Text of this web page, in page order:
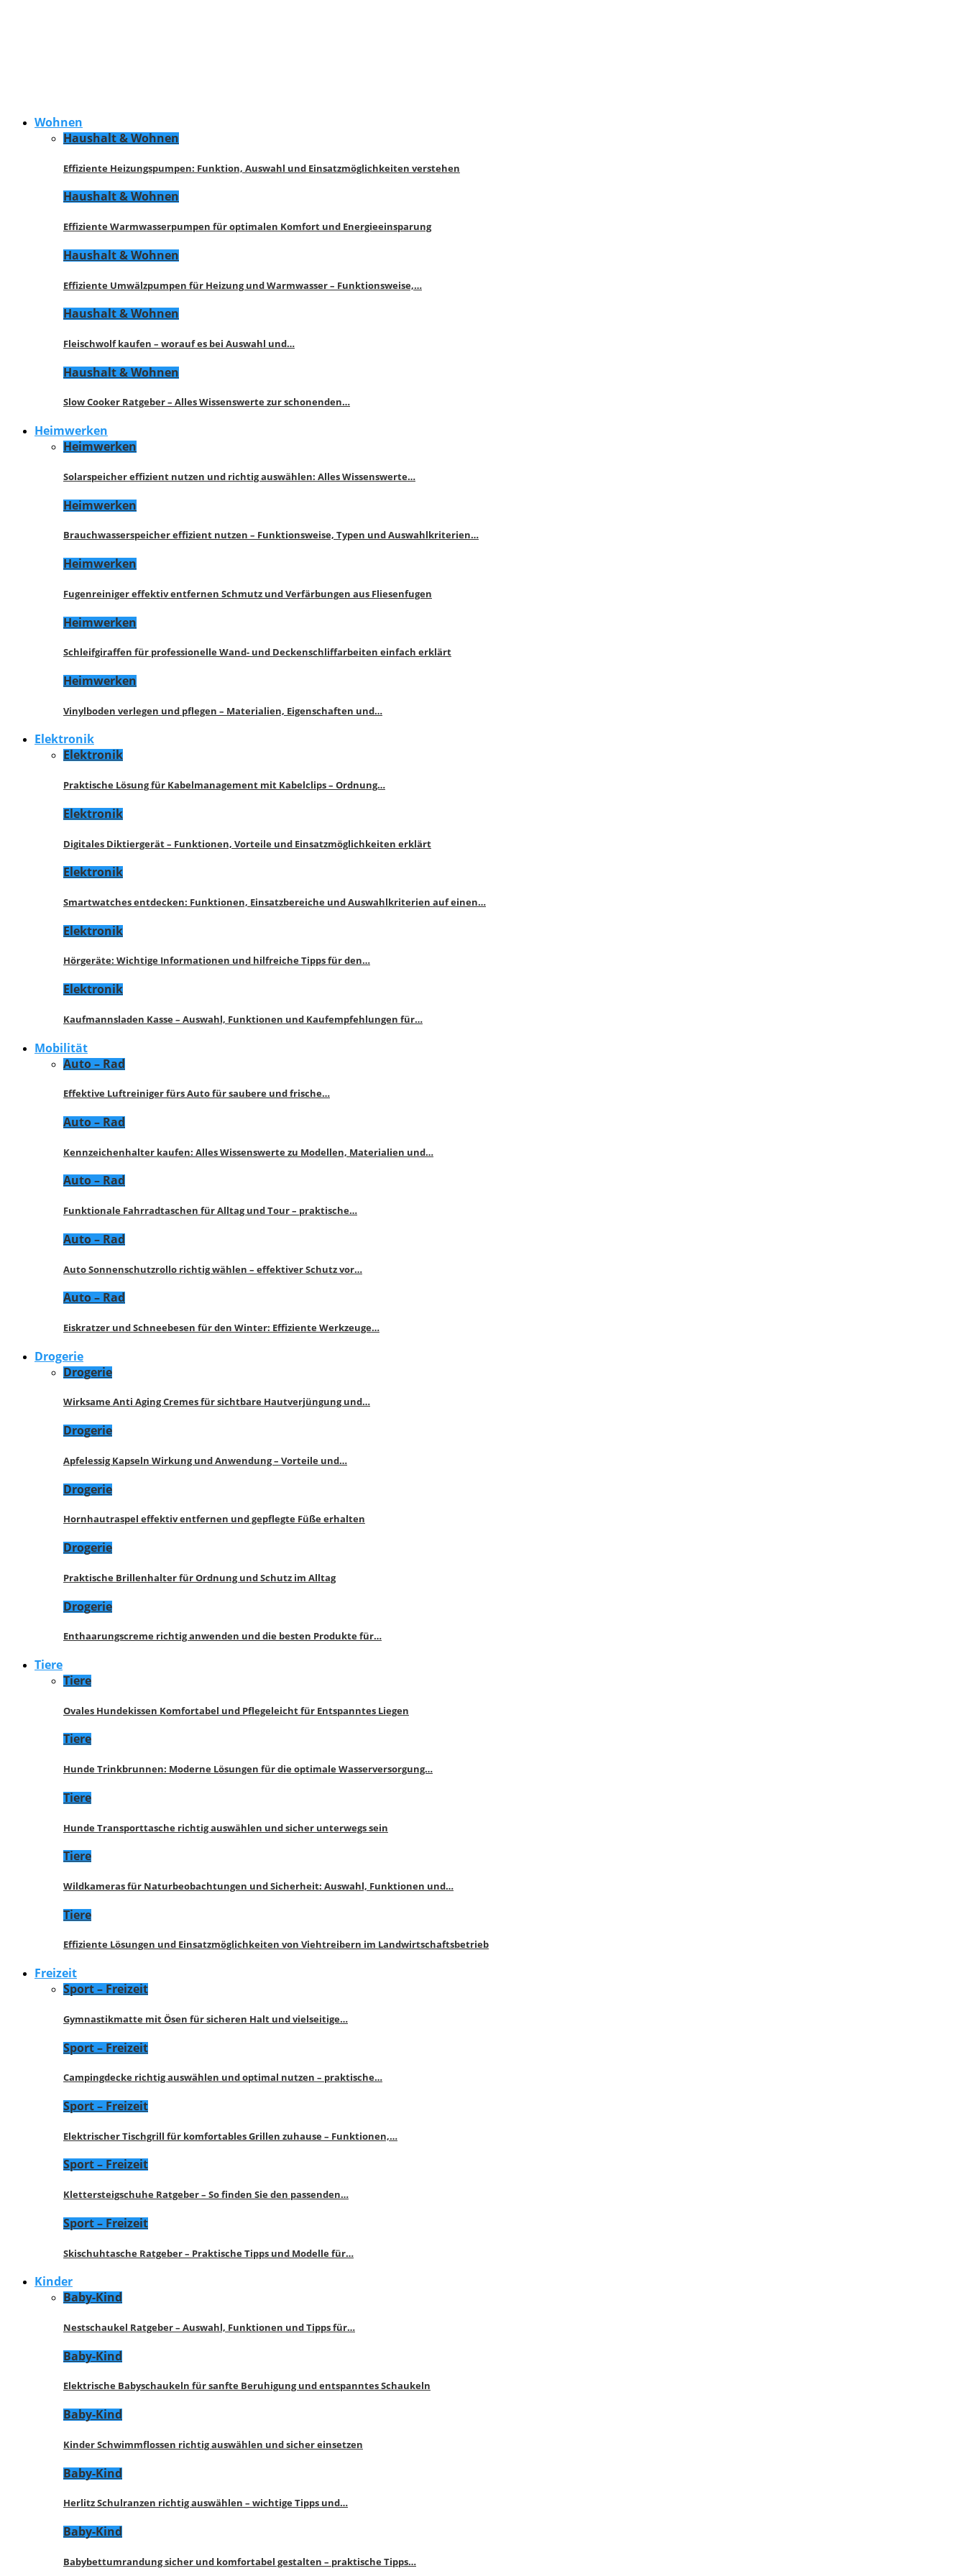
Wohnen
Haushalt & Wohnen
Effiziente Heizungspumpen: Funktion, Auswahl und Einsatzmöglichkeiten verstehen
Haushalt & Wohnen
Effiziente Warmwasserpumpen für optimalen Komfort und Energieeinsparung
Haushalt & Wohnen
Effiziente Umwälzpumpen für Heizung und Warmwasser – Funktionsweise,…
Haushalt & Wohnen
Fleischwolf kaufen – worauf es bei Auswahl und…
Haushalt & Wohnen
Slow Cooker Ratgeber – Alles Wissenswerte zur schonenden…
Heimwerken
Heimwerken
Solarspeicher effizient nutzen und richtig auswählen: Alles Wissenswerte…
Heimwerken
Brauchwasserspeicher effizient nutzen – Funktionsweise, Typen und Auswahlkriterien…
Heimwerken
Fugenreiniger effektiv entfernen Schmutz und Verfärbungen aus Fliesenfugen
Heimwerken
Schleifgiraffen für professionelle Wand- und Deckenschliffarbeiten einfach erklärt
Heimwerken
Vinylboden verlegen und pflegen – Materialien, Eigenschaften und…
Elektronik
Elektronik
Praktische Lösung für Kabelmanagement mit Kabelclips – Ordnung…
Elektronik
Digitales Diktiergerät – Funktionen, Vorteile und Einsatzmöglichkeiten erklärt
Elektronik
Smartwatches entdecken: Funktionen, Einsatzbereiche und Auswahlkriterien auf einen…
Elektronik
Hörgeräte: Wichtige Informationen und hilfreiche Tipps für den…
Elektronik
Kaufmannsladen Kasse – Auswahl, Funktionen und Kaufempfehlungen für…
Mobilität
Auto – Rad
Effektive Luftreiniger fürs Auto für saubere und frische…
Auto – Rad
Kennzeichenhalter kaufen: Alles Wissenswerte zu Modellen, Materialien und…
Auto – Rad
Funktionale Fahrradtaschen für Alltag und Tour – praktische…
Auto – Rad
Auto Sonnenschutzrollo richtig wählen – effektiver Schutz vor…
Auto – Rad
Eiskratzer und Schneebesen für den Winter: Effiziente Werkzeuge…
Drogerie
Drogerie
Wirksame Anti Aging Cremes für sichtbare Hautverjüngung und…
Drogerie
Apfelessig Kapseln Wirkung und Anwendung – Vorteile und…
Drogerie
Hornhautraspel effektiv entfernen und gepflegte Füße erhalten
Drogerie
Praktische Brillenhalter für Ordnung und Schutz im Alltag
Drogerie
Enthaarungscreme richtig anwenden und die besten Produkte für…
Tiere
Tiere
Ovales Hundekissen Komfortabel und Pflegeleicht für Entspanntes Liegen
Tiere
Hunde Trinkbrunnen: Moderne Lösungen für die optimale Wasserversorgung…
Tiere
Hunde Transporttasche richtig auswählen und sicher unterwegs sein
Tiere
Wildkameras für Naturbeobachtungen und Sicherheit: Auswahl, Funktionen und…
Tiere
Effiziente Lösungen und Einsatzmöglichkeiten von Viehtreibern im Landwirtschaftsbetrieb
Freizeit
Sport – Freizeit
Gymnastikmatte mit Ösen für sicheren Halt und vielseitige…
Sport – Freizeit
Campingdecke richtig auswählen und optimal nutzen – praktische…
Sport – Freizeit
Elektrischer Tischgrill für komfortables Grillen zuhause – Funktionen,…
Sport – Freizeit
Klettersteigschuhe Ratgeber – So finden Sie den passenden…
Sport – Freizeit
Skischuhtasche Ratgeber – Praktische Tipps und Modelle für…
Kinder
Baby-Kind
Nestschaukel Ratgeber – Auswahl, Funktionen und Tipps für…
Baby-Kind
Elektrische Babyschaukeln für sanfte Beruhigung und entspanntes Schaukeln
Baby-Kind
Kinder Schwimmflossen richtig auswählen und sicher einsetzen
Baby-Kind
Herlitz Schulranzen richtig auswählen – wichtige Tipps und…
Baby-Kind
Babybettumrandung sicher und komfortabel gestalten – praktische Tipps…